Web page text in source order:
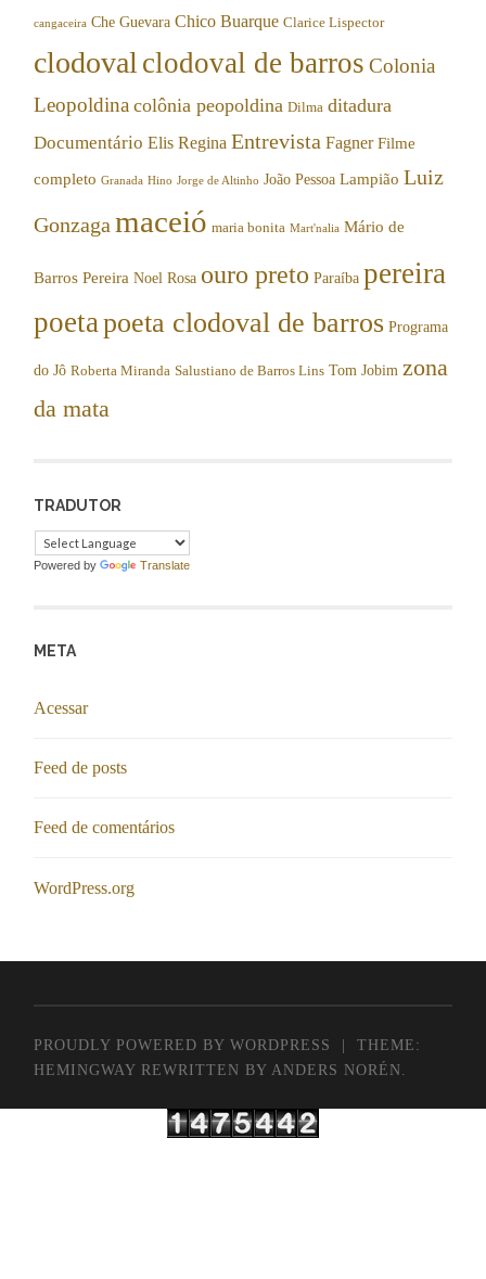
cangaceira Che Guevara Chico Buarque Clarice Lispector
clodovalclodoval de barros Colonia
Leopoldina colônia peopoldina Dilma ditadura
Documentário Elis Regina Entrevista Fagner Filme
completo Granada Hino Jorge de Altinho João Pessoa Lampião Luiz
Gonzaga maceió maria bonita Mart'nalia Mário de
Barros Pereira Noel Rosa ouro preto Paraíba pereira
poetapoeta clodoval de barros Programa
do Jô Roberta Miranda Salustiano de Barros Lins Tom Jobim zona
da mata
TRADUTOR
Powered by Translate
META
Acessar
Feed de posts
Feed de comentários
WordPress.org
PROUDLY POWERED BY WORDPRESS
THEME:
HEMINGWAY REWRITTEN BY ANDERS NORÉN